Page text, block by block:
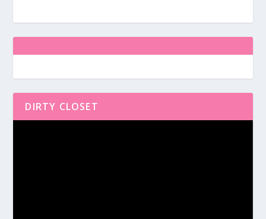
DIRTY CLOSET